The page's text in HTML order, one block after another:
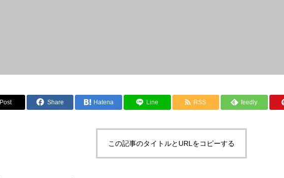
Post Share Hatena Line RSS feedly
この記事のタイトルとURLをコピーする